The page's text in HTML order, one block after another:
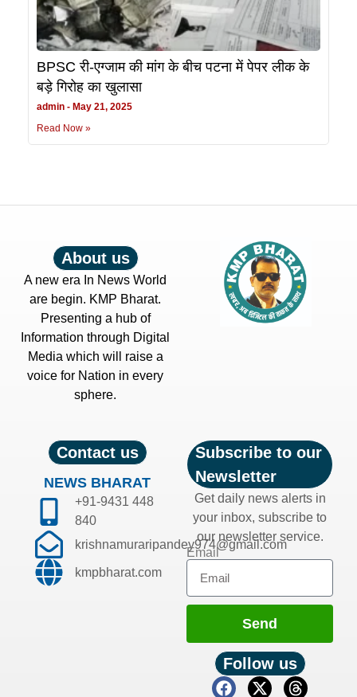
BPSC री-एग्जाम की मांग के बीच पटना में पेपर लीक के
बड़े गिरोह का खुलासा
admin
May 21, 2025
Read Now »
About us
A new era In News World
are begin. KMP Bharat.
Presenting a hub of
Information through Digital
Media which will raise a
voice for Nation in every
sphere.
Contact us
NEWS BHARAT
+91-9431 448
840
krishnamuraripandey974@gmail.com
kmpbharat.com
Subscribe to our
Newsletter
Get daily news alerts in
your inbox, subscribe to
our newsletter service.
Email
Send
Follow us